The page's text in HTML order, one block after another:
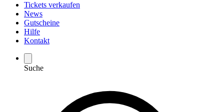
Tickets verkaufen
News
Gutscheine
Hilfe
Kontakt
Suche